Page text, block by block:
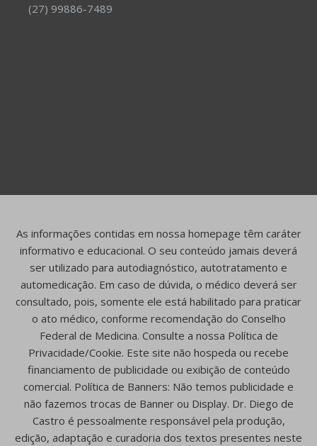
(27) 99886-7489
As informações contidas em nossa homepage têm caráter
informativo e educacional. O seu conteúdo jamais deverá
ser utilizado para autodiagnóstico, autotratamento e
automedicação. Em caso de dúvida, o médico deverá ser
consultado, pois, somente ele está habilitado para praticar
o ato médico, conforme recomendação do Conselho
Federal de Medicina. Consulte a nossa Política de
Privacidade/Cookie. Este site não hospeda ou recebe
financiamento de publicidade ou exibição de conteúdo
comercial. Política de Banners: Não temos publicidade e
não fazemos trocas de Banner ou Display. Dr. Diego de
Castro é pessoalmente responsável pela produção,
edição, adaptação e curadoria dos textos presentes neste